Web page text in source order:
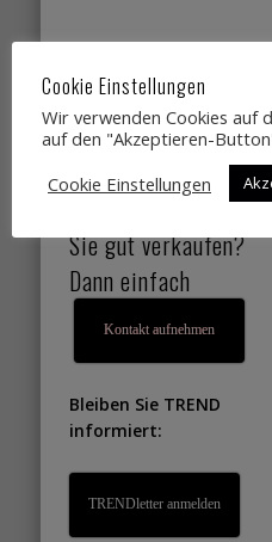
Designtrends,
Farbtrends,
Wohntrends,
Lifestyletrends, die
Sie gut verkaufen?
Dann einfach
Kontakt aufnehmen
Bleiben Sie TREND
informiert:
TRENDletter anmelden
Cookie Einstellungen
Wir verwenden Cookies auf
auf den "Akzeptieren-
Cookie Einstellungen